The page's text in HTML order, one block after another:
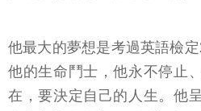
他最大的夢想是考過英語檢
他的生命鬥士，他永不停止
在，要決定自己的人生。他